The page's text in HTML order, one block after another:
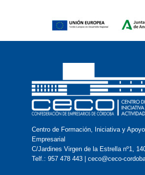
Centro de Formación, Iniciativa y
Empresarial
C/Jardines Virgen de la Estrella nº1,
Telf.: 957 478 443 | ceco@ceco-